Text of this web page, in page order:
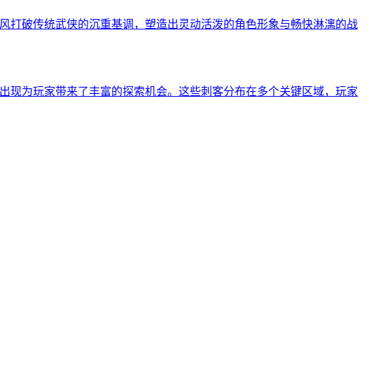
打破传统武侠的沉重基调，塑造出灵动活泼的角色形象与畅快淋漓的战
为玩家带来了丰富的探索机会。这些刺客分布在多个关键区域，玩家